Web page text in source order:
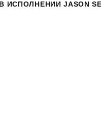
В ИСПОЛНЕНИИ JASON